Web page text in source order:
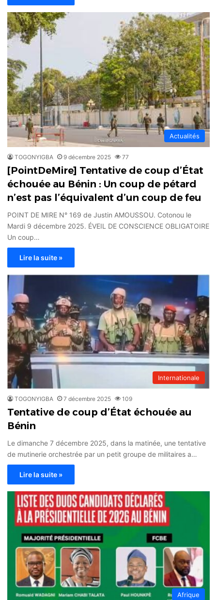
Actualités
TOGONYIGBA 9 décembre 2025 77
[PointDeMire] Tentative de coup d’État
échouée au Bénin : Un coup de pétard
n’est pas l’équivalent d’un coup de feu
POINT DE MIRE N° 169 de Justin AMOUSSOU. Cotonou le
Mardi 9 décembre 2025. ÉVEIL DE CONSCIENCE OBLIGATOIRE
Un coup…
Lire la suite »
Internationale
TOGONYIGBA 7 décembre 2025 109
Tentative de coup d’État échouée au
Bénin
Le dimanche 7 décembre 2025, dans la matinée, une tentative
de mutinerie orchestrée par un petit groupe de militaires a…
Lire la suite »
Afrique